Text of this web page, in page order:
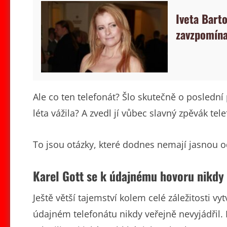
Iveta
Ale co ten telefonát? Šlo skutečně o
léta vážila? A zvedl jí vůbec slavný zpěvák
To jsou otázky, které dodnes nemají jasnou
Karel Gott se k údajnému hovoru
Ještě větší tajemství kolem celé záležitosti
údajném telefonátu nikdy veřejně